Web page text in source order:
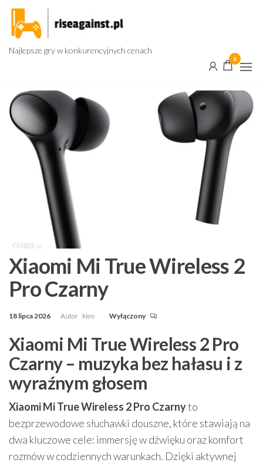
Przejdź
treści
Najlepsze gry w konkurencyjnych cenach
0
Xiaomi Mi True Wireless 2
Pro Czarny
18 lipca 2026 Autor kleo Wyłączony
Xiaomi Mi True Wireless 2 Pro
Czarny – muzyka bez hałasu i z
wyraźnym głosem
Xiaomi Mi True Wireless 2 Pro Czarnyto
bezprzewodowe słuchawki douszne, które stawiają na
dwa kluczowe cele: immersję w dźwięku oraz komfort
rozmów w codziennych warunkach. Dzięki aktywnej